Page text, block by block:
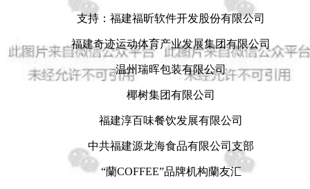
支持：福建福昕软件开发股份有限公司
福建奇迹运动体育产业发展集团有限公司
温州瑞晖包装有限公司
椰树集团有限公司
福建淳百味餐饮发展有限公司
中共福建源龙海食品有限公司支部
“蘭COFFEE”品牌机构蘭友汇